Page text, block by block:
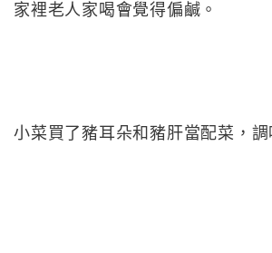
家裡老人家喝會覺得偏鹹。
小菜買了豬耳朵和豬肝當配菜，調